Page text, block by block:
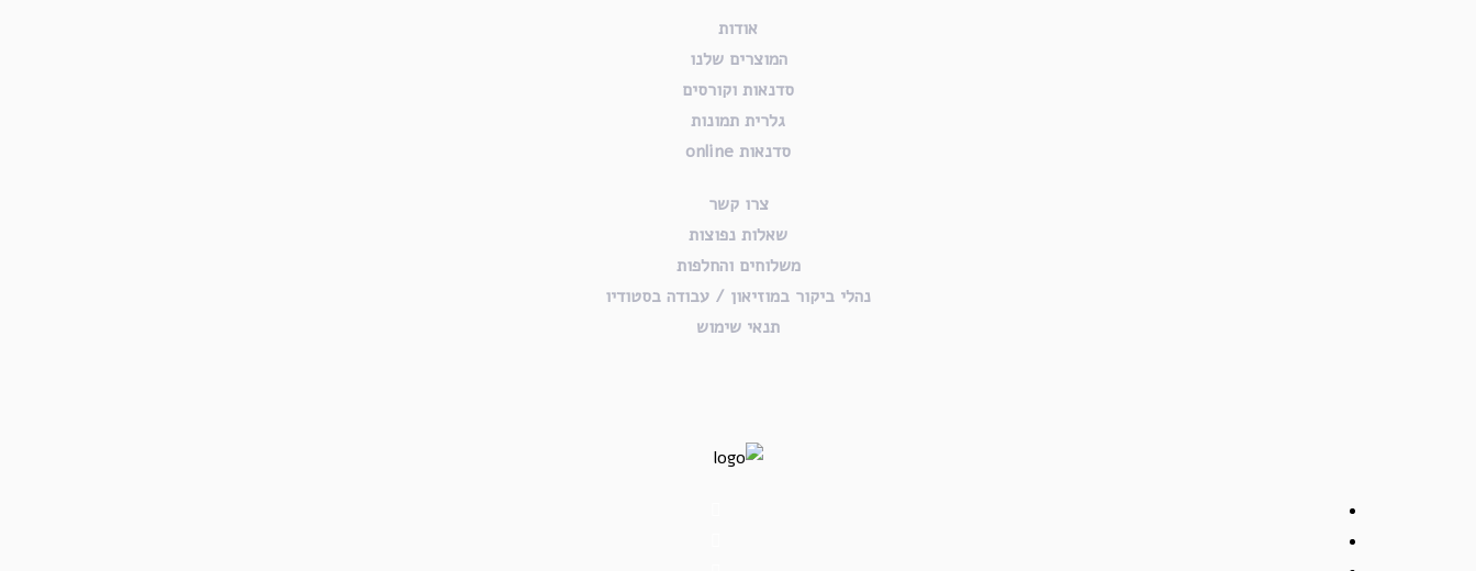
אודות
המוצרים שלנו
סדנאות וקורסים
גלרית תמונות
סדנאות online
צרו קשר
שאלות נפוצות
משלוחים והחלפות
נהלי ביקור במוזיאון / עבודה בסטודיו
תנאי שימוש